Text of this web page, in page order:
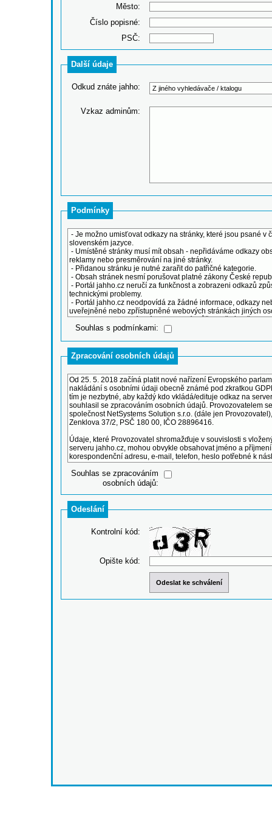
Město:
Číslo popisné:
PSČ:
Další údaje
Odkud znáte jahho:
Vzkaz adminům:
Podmínky
Souhlas s podmínkami:
Zpracování osobních údajů
Souhlas se zpracováním
osobních údajů:
Odeslání
Kontrolní kód:
Opište kód: